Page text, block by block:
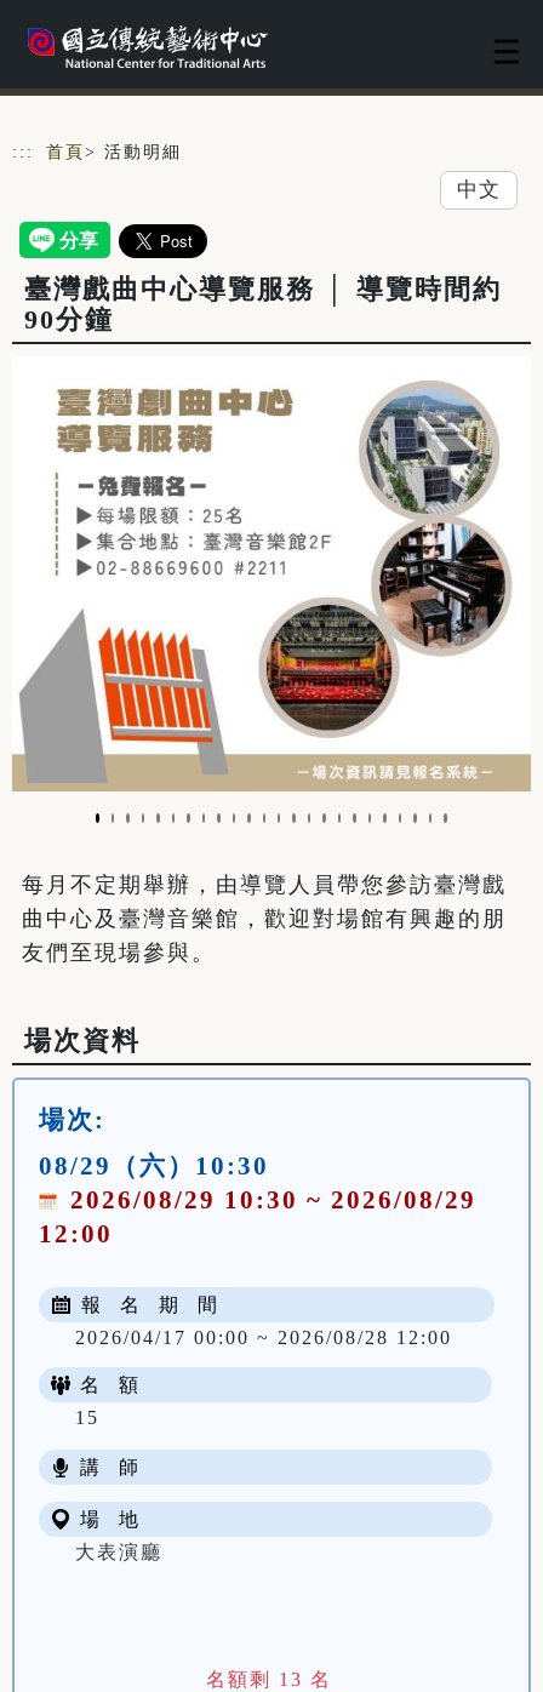
::: 首頁 > 活動明細
中文
臺灣戲曲中心導覽服務 │ 導覽時間約
90分鐘
每月不定期舉辦，由導覽人員帶您參訪臺灣戲
曲中心及臺灣音樂館，歡迎對場館有興趣的朋
友們至現場參與。
場次資料
場次:
08/29（六）10:30
2026/08/29 10:30 ~ 2026/08/29
12:00
報 名 期 間
2026/04/17 00:00 ~ 2026/08/28 12:00
名 額
15
講 師
場 地
大表演廳
名額剩 13 名